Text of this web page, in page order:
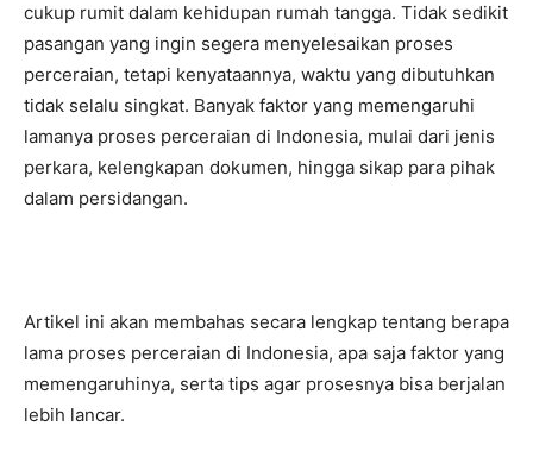
cukup rumit dalam kehidupan rumah tangga. Tidak sedikit
pasangan yang ingin segera menyelesaikan proses
perceraian, tetapi kenyataannya, waktu yang dibutuhkan
tidak selalu singkat. Banyak faktor yang memengaruhi
lamanya proses perceraian di Indonesia, mulai dari jenis
perkara, kelengkapan dokumen, hingga sikap para pihak
dalam persidangan.
Artikel ini akan membahas secara lengkap tentang berapa
lama proses perceraian di Indonesia, apa saja faktor yang
memengaruhinya, serta tips agar prosesnya bisa berjalan
lebih lancar.